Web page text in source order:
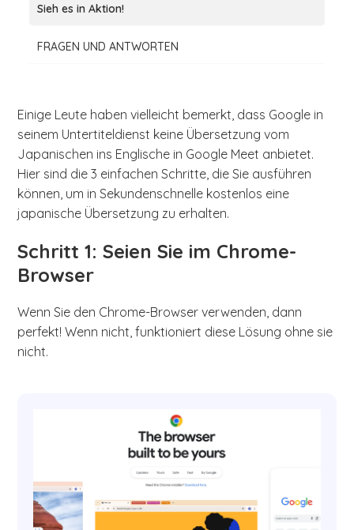
Sieh es in Aktion!
FRAGEN UND ANTWORTEN
Einige Leute haben vielleicht bemerkt, dass Google in
seinem Untertiteldienst keine Übersetzung vom
Japanischen ins Englische in Google Meet anbietet.
Hier sind die 3 einfachen Schritte, die Sie ausführen
können, um in Sekundenschnelle kostenlos eine
japanische Übersetzung zu erhalten.
Schritt 1: Seien Sie im Chrome-
Browser
Wenn Sie den Chrome-Browser verwenden, dann
perfekt! Wenn nicht, funktioniert diese Lösung ohne sie
nicht.